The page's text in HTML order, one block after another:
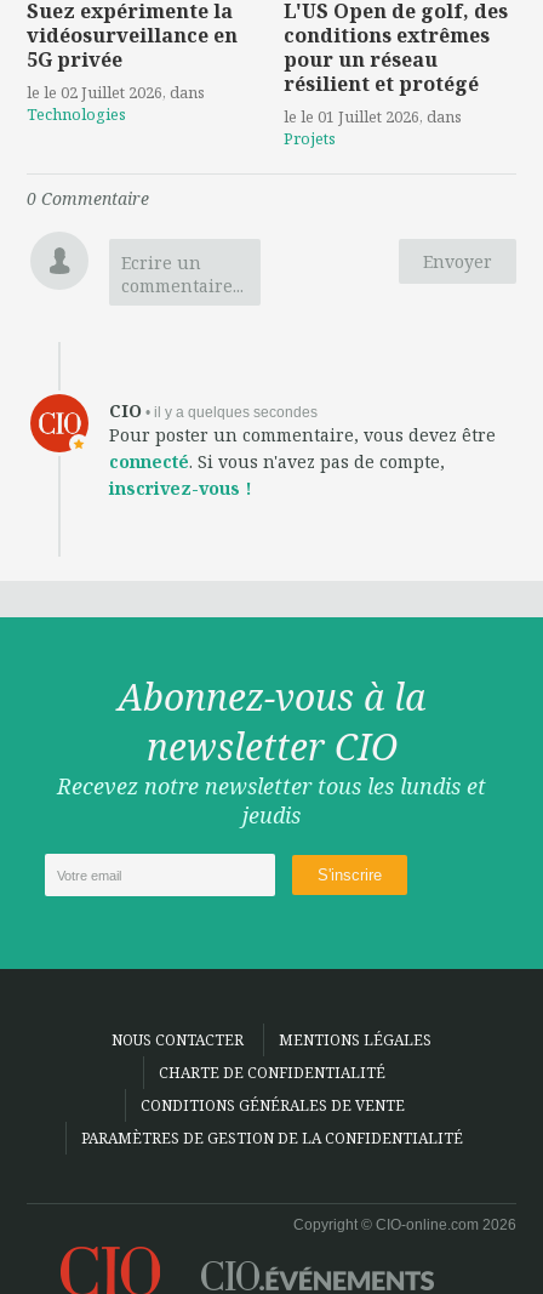
Suez expérimente la
vidéosurveillance en
5G privée
le le 02 Juillet 2026, dans
Technologies
L'US Open de golf, des
conditions extrêmes
pour un réseau
résilient et protégé
le le 01 Juillet 2026, dans
Projets
0 Commentaire
Envoyer
Ecrire un
commentaire...
CIO • il y a quelques secondes
Pour poster un commentaire, vous devez être
connecté. Si vous n'avez pas de compte,
inscrivez-vous !
Abonnez-vous à la
newsletter CIO
Recevez notre newsletter tous les lundis et
jeudis
NOUS CONTACTER
MENTIONS LÉGALES
CHARTE DE CONFIDENTIALITÉ
CONDITIONS GÉNÉRALES DE VENTE
PARAMÈTRES DE GESTION DE LA CONFIDENTIALITÉ
Copyright © CIO-online.com 2026